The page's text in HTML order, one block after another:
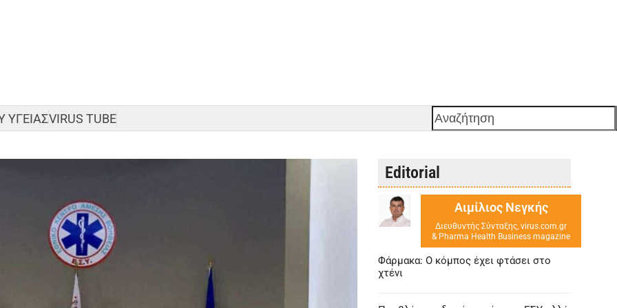
ΥΓΕΙΑΣVIRUS TUBE Αναζήτηση
Editorial
Αιμίλιος Νεγκής
Διευθυντής Σύνταξης, virus.com.gr
& Pharma Health Business magazine
Φάρμακα: Ο κόμπος έχει φτάσει στο
χτένι